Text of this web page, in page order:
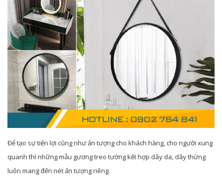
Để tạo sự tiện lợi cũng như ấn tượng cho khách hàng, cho người xung
quanh thì những mẫu gương treo tường kết hợp dây da, dây thừng
luôn mang đến nét ấn tượng riêng.